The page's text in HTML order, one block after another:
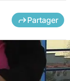
Partager